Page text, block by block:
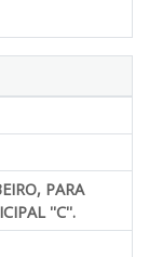
PARA
''C''.